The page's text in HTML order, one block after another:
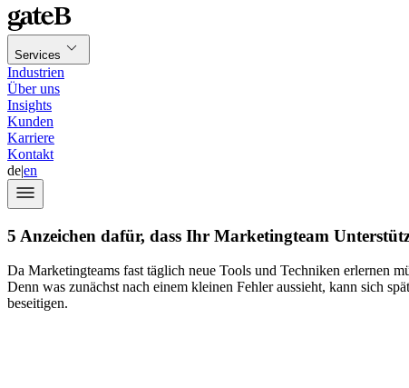
Services
Industrien
Über uns
Insights
Kunden
Karriere
Kontakt
de|en
5 Anzeichen dafür, dass Ihr Marketingteam
Da Marketingteams fast täglich neue Tools und Techniken erlernen
Denn was zunächst nach einem kleinen Fehler aussieht, kann sich
beseitigen.